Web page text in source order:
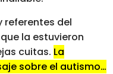
referentes del
la estuvieron
cuitas. La
sobre el autismo…